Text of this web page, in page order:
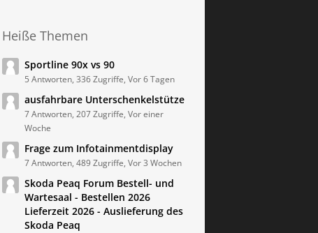
Heiße Themen
Sportline 90x vs 90
5 Antworten, 336 Zugriffe, Vor 6 Tagen
ausfahrbare Unterschenkelstütze
7 Antworten, 207 Zugriffe, Vor einer
Woche
Frage zum Infotainmentdisplay
7 Antworten, 489 Zugriffe, Vor 3 Wochen
Skoda Peaq Forum Bestell- und
Wartesaal - Bestellen 2026
Lieferzeit 2026 - Auslieferung des
Skoda Peaq